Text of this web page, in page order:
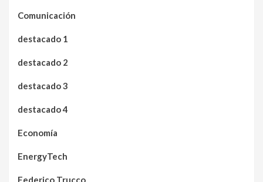
Comunicación
destacado 1
destacado 2
destacado 3
destacado 4
Economía
EnergyTech
Federico Trucco